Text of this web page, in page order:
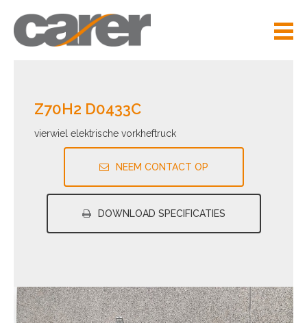
Z70H2 D0433C
vierwiel elektrische vorkheftruck
NEEM CONTACT OP
DOWNLOAD SPECIFICATIES